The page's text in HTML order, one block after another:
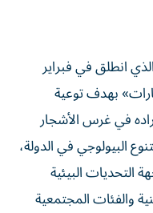
هذا العام والذي انطلق في فبراير
بهدف توعية
في غرس الأشجار
البيولوجي في الدولة،
البيئية
والفئات المجتمعية